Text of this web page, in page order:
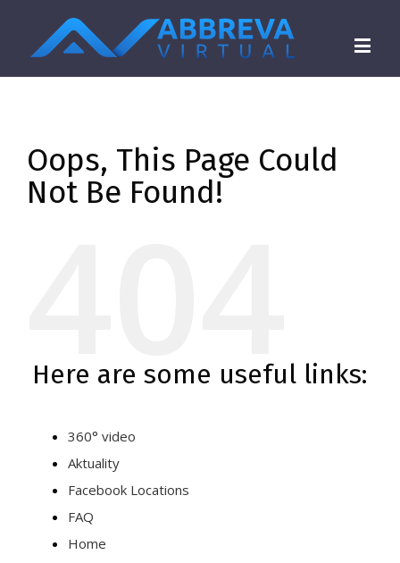
Oops, This Page Could
Not Be Found!
Here are some useful links:
360° video
Aktuality
Facebook Locations
FAQ
Home